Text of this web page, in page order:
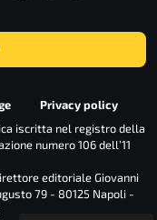
Privacy policy
iscritta nel registro della
numero 106 dell’11
editoriale Giovanni
79 - 80125 Napoli -